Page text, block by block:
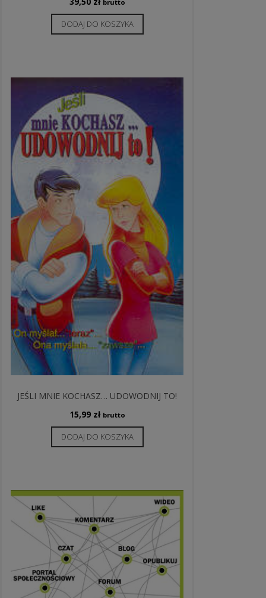
brutto
DODAJ DO KOSZYKA
JEŚLI MNIE KOCHASZ… UDOWODNIJ TO!
15,99 zł brutto
DODAJ DO KOSZYKA